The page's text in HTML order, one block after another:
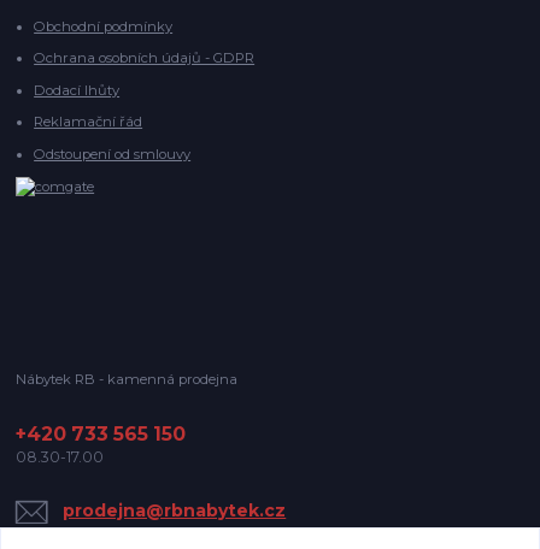
Obchodní podmínky
Ochrana osobních údajů - GDPR
Dodací lhůty
Reklamační řád
Odstoupení od smlouvy
Nábytek RB - kamenná prodejna
+420 733 565 150
08.30-17.00
prodejna@rbnabytek.cz